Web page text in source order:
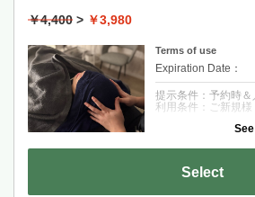
￥4,400 > ￥3,980
Terms of use
Expiration Date：
提示条件：予約時＆
利用条件：ご新規様
ヘッドスパ30分の
お仕事帰りにすっき
Select